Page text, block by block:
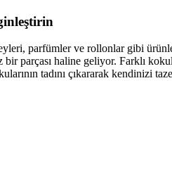
parfümler ve rollonlar gibi
parçası haline geliyor. Farklı
tadını çıkararak kendinizi